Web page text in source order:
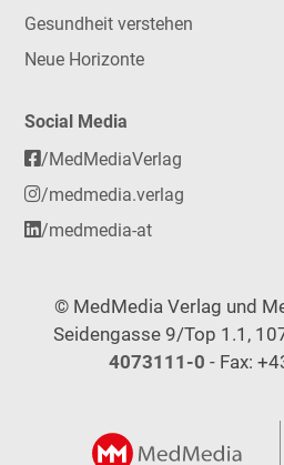
Gesundheit verstehen
Neue Horizonte
Social Media
/MedMediaVerlag
/medmedia.verlag
/medmedia-at
© MedMedia Verlag und
Seidengasse 9/Top 1.1,
4073111-0 - Fax: